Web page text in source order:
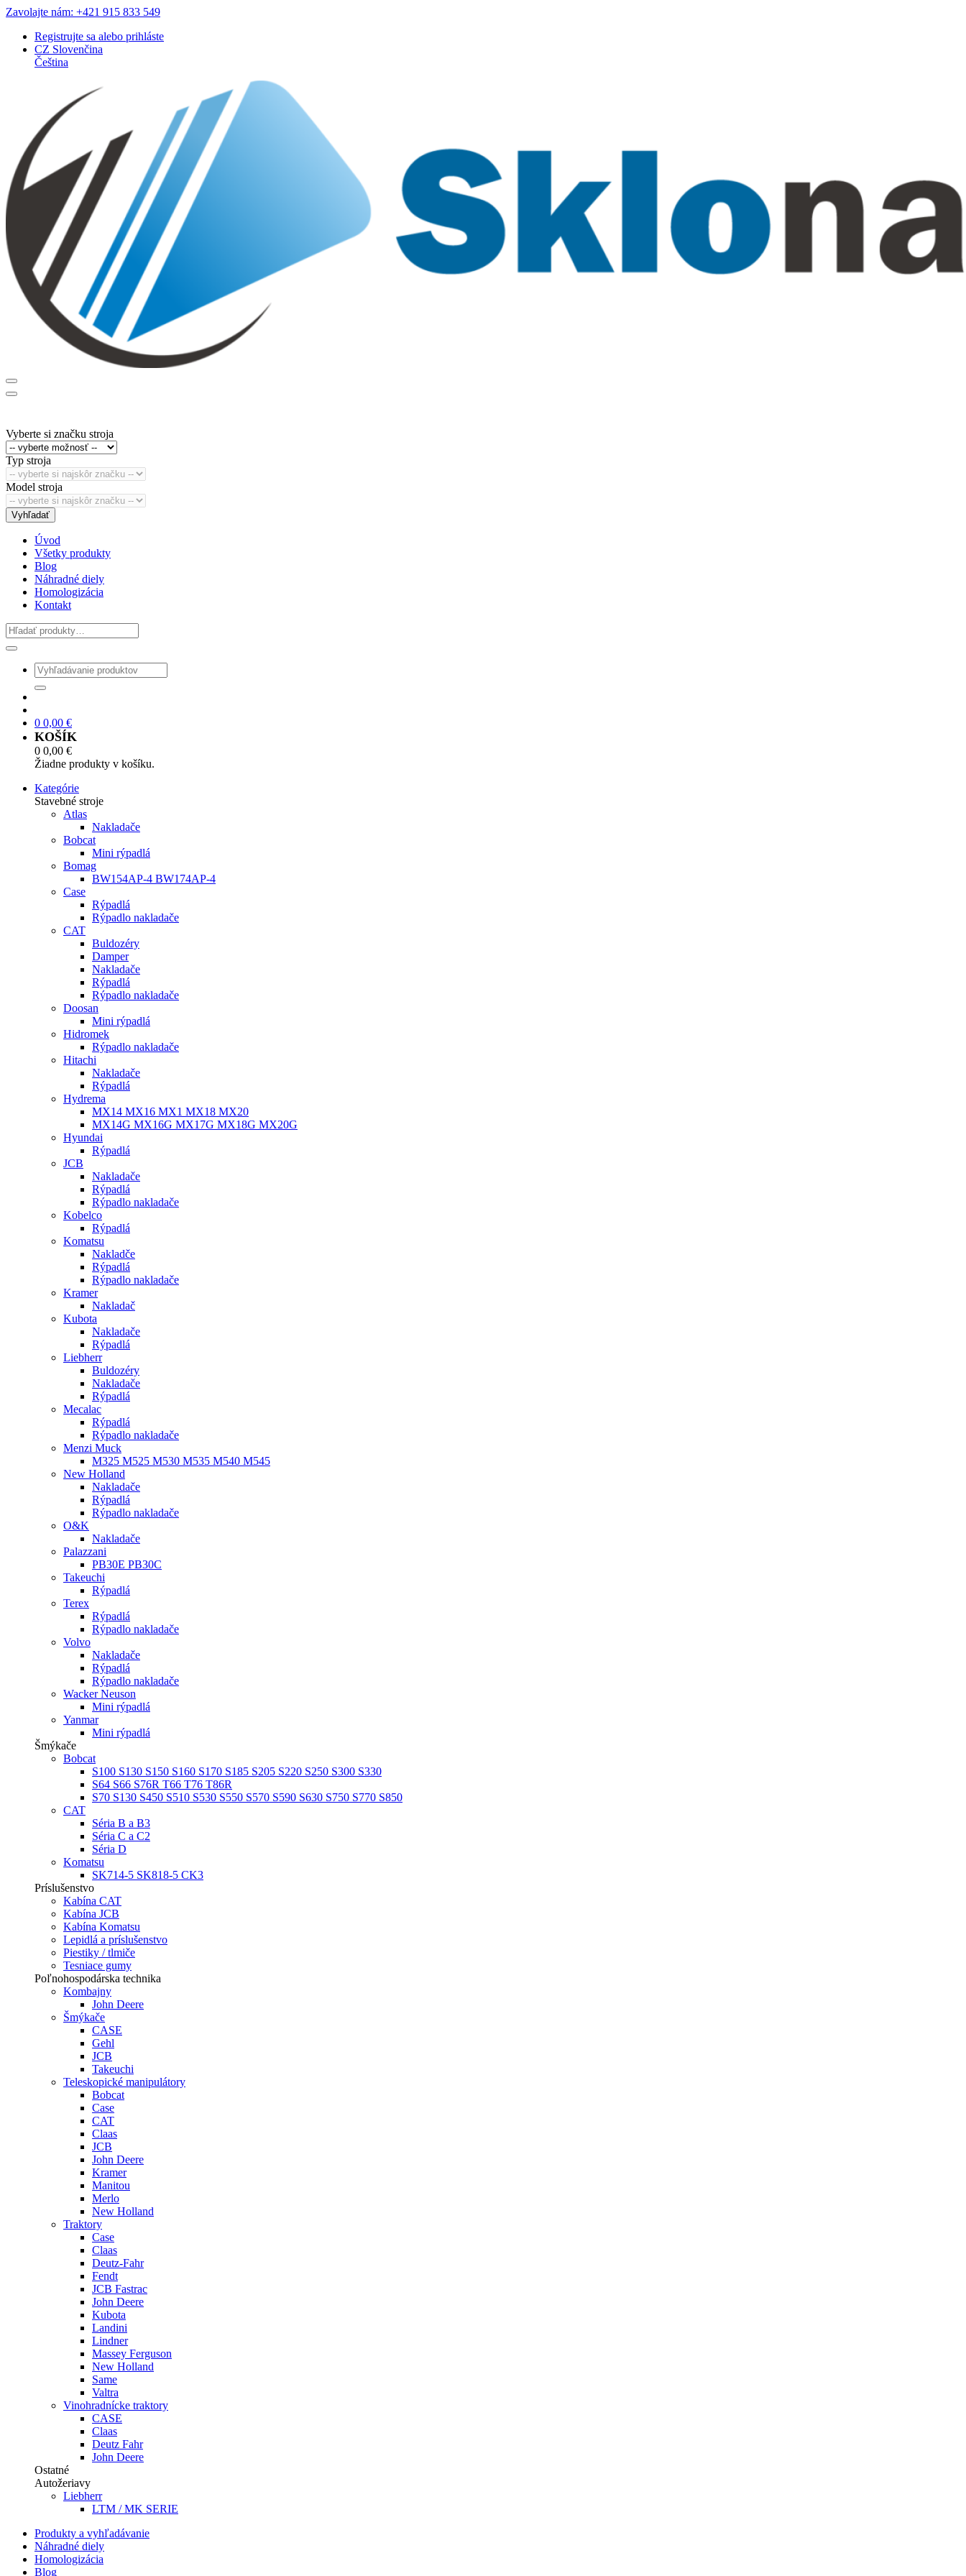
Zavolajte nám: +421 915 833 549
Registrujte sa alebo prihláste
CZ Slovenčina
Čeština
Vyberte si značku stroja
Typ stroja
Model stroja
Vyhľadať
Úvod
Všetky produkty
Blog
Náhradné diely
Homologizácia
Kontakt
0 0,00 €
KOŠÍK
0 0,00 €
Žiadne produkty v košíku.
Kategórie
Stavebné stroje
Atlas
Nakladače
Bobcat
Mini rýpadlá
Bomag
BW154AP-4 BW174AP-4
Case
Rýpadlá
Rýpadlo nakladače
CAT
Buldozéry
Damper
Nakladače
Rýpadlá
Rýpadlo nakladače
Doosan
Mini rýpadlá
Hidromek
Rýpadlo nakladače
Hitachi
Nakladače
Rýpadlá
Hydrema
MX14 MX16 MX1 MX18 MX20
MX14G MX16G MX17G MX18G MX20G
Hyundai
Rýpadlá
JCB
Nakladače
Rýpadlá
Rýpadlo nakladače
Kobelco
Rýpadlá
Komatsu
Nakladče
Rýpadlá
Rýpadlo nakladače
Kramer
Nakladač
Kubota
Nakladače
Rýpadlá
Liebherr
Buldozéry
Nakladače
Rýpadlá
Mecalac
Rýpadlá
Rýpadlo nakladače
Menzi Muck
M325 M525 M530 M535 M540 M545
New Holland
Nakladače
Rýpadlá
Rýpadlo nakladače
O&K
Nakladače
Palazzani
PB30E PB30C
Takeuchi
Rýpadlá
Terex
Rýpadlá
Rýpadlo nakladače
Volvo
Nakladače
Rýpadlá
Rýpadlo nakladače
Wacker Neuson
Mini rýpadlá
Yanmar
Mini rýpadlá
Šmýkače
Bobcat
S100 S130 S150 S160 S170 S185 S205 S220 S250 S300 S330
S64 S66 S76R T66 T76 T86R
S70 S130 S450 S510 S530 S550 S570 S590 S630 S750 S770 S850
CAT
Séria B a B3
Séria C a C2
Séria D
Komatsu
SK714-5 SK818-5 CK3
Príslušenstvo
Kabína CAT
Kabína JCB
Kabína Komatsu
Lepidlá a príslušenstvo
Piestiky / tlmiče
Tesniace gumy
Poľnohospodárska technika
Kombajny
John Deere
Šmýkače
CASE
Gehl
JCB
Takeuchi
Teleskopické manipulátory
Bobcat
Case
CAT
Claas
JCB
John Deere
Kramer
Manitou
Merlo
New Holland
Traktory
Case
Claas
Deutz-Fahr
Fendt
JCB Fastrac
John Deere
Kubota
Landini
Lindner
Massey Ferguson
New Holland
Same
Valtra
Vinohradnícke traktory
CASE
Claas
Deutz Fahr
John Deere
Ostatné
Autožeriavy
Liebherr
LTM / MK SERIE
Produkty a vyhľadávanie
Náhradné diely
Homologizácia
Blog